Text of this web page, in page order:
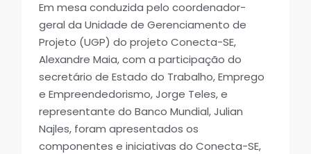
Em mesa conduzida pelo coordenador-
geral da Unidade de Gerenciamento de
Projeto (UGP) do projeto Conecta-SE,
Alexandre Maia, com a participação do
secretário de Estado do Trabalho, Emprego
e Empreendedorismo, Jorge Teles, e
representante do Banco Mundial, Julian
Najles, foram apresentados os
componentes e iniciativas do Conecta-SE,